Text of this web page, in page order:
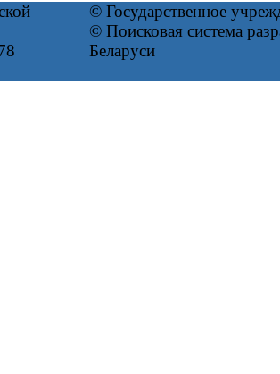
© Государственное
© Поисковая система
Беларуси